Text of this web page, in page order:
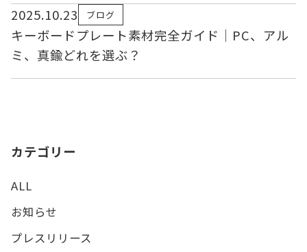
2025.10.23
ブログ
キーボードプレート素材完全ガイド｜PC、アル
ミ、真鍮どれを選ぶ？
カテゴリー
ALL
お知らせ
プレスリリース